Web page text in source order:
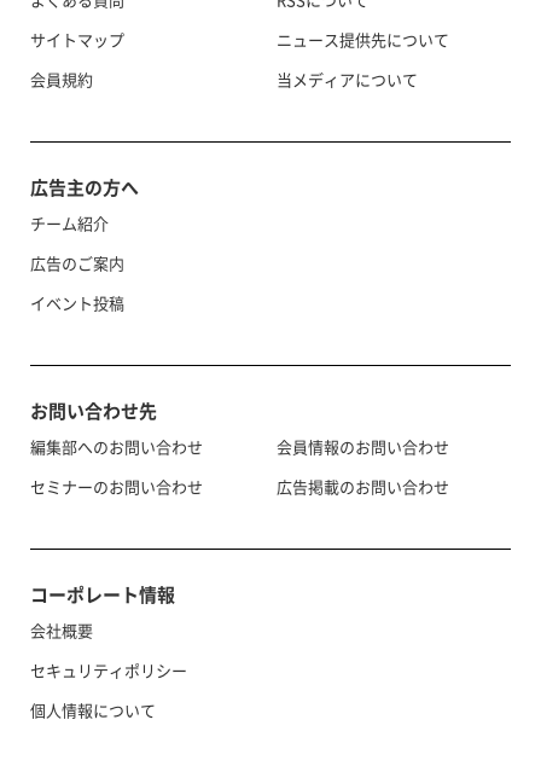
サイトマップ
会員規約
ニュース提供先について
当メディアについて
広告主の方へ
チーム紹介
広告のご案内
イベント投稿
お問い合わせ先
編集部へのお問い合わせ
セミナーのお問い合わせ
会員情報のお問い合わせ
広告掲載のお問い合わせ
コーポレート情報
会社概要
セキュリティポリシー
個人情報について